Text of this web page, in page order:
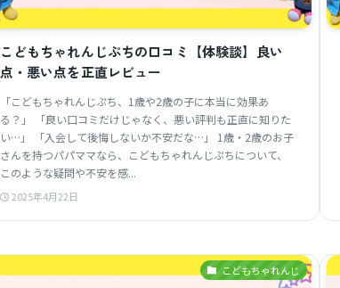
こどもちゃれんじぷちの口コミ【体験談】良い
点・悪い点を正直レビュー
「こどもちゃれんじぷち、1歳や2歳の子に本当に効果あ
る？」 「良い口コミだけじゃなく、悪い評判も正直に知りた
い…」 「入会して後悔しないか不安だな…」 1歳・2歳のお子
さんを持つパパママなら、こどもちゃれんじぷちについて、
このような疑問や不安を感...
2025年4月22日
こどもちゃれんじ